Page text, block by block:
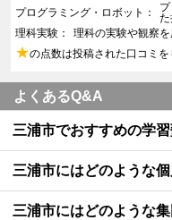
プログラミング・ロボット
理科実験
理科の実験や観察
★の点数は投稿された口コミを
よくあるQ&A
三浦市でおすすめの学
三浦市にはどのような
三浦市にはどのような